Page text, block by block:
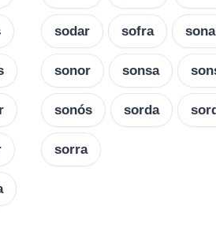
sodar sofra
sonor sonsa
sonós sorda
sorra